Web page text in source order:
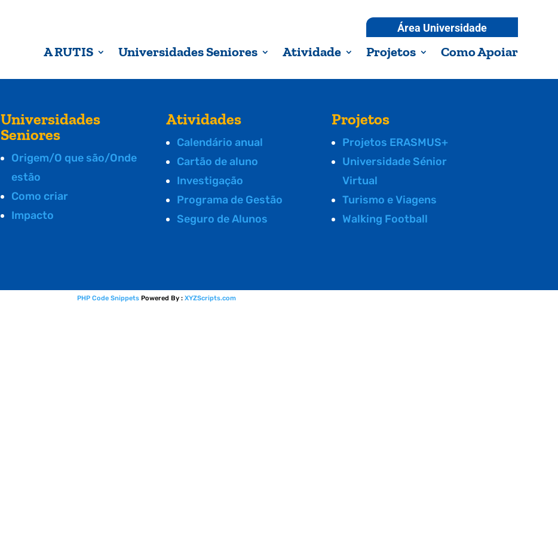
Área Universidade
A RUTIS Universidades Seniores Atividade Projetos Como Apoiar
Universidades
Seniores
Origem/O que são/Onde
estão
Como criar
Impacto
Atividades
Calendário anual
Cartão de aluno
Investigação
Programa de Gestão
Seguro de Alunos
Projetos
Projetos ERASMUS+
Universidade Sénior
Virtual
Turismo e Viagens
Walking Football
PHP Code Snippets Powered By : XYZScripts.com